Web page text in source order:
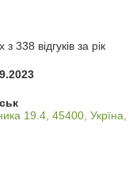
338 відгуків за рік
19.4, 45400, Укрїна,